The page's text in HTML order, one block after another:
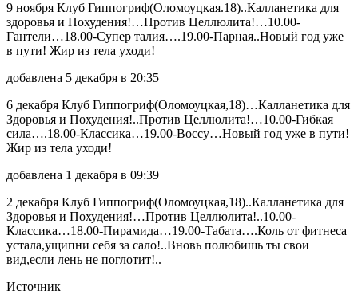
9 ноября Клуб Гиппогриф(Оломоуцкая.18)..Калланетика для
здоровья и Похудения!…Против Целлюлита!…10.00-
Гантели…18.00-Супер талия….19.00-Парная..Новый год уже
в пути! Жир из тела уходи!
добавлена 5 декабря в 20:35
6 декабря Клуб Гиппогриф(Оломоуцкая,18)…Калланетика для
Здоровья и Похудения!..Против Целлюлита!…10.00-Гибкая
сила….18.00-Классика…19.00-Воссу…Новый год уже в пути!
Жир из тела уходи!
добавлена 1 декабря в 09:39
2 декабря Клуб Гиппогриф(Оломоуцкая,18)..Калланетика для
Здоровья и Похудения!…Против Целлюлита!..10.00-
Классика…18.00-Пирамида…19.00-Табата….Коль от фитнеса
устала,ущипни себя за сало!..Вновь полюбишь ты свои
вид,если лень не поглотит!..
Источник